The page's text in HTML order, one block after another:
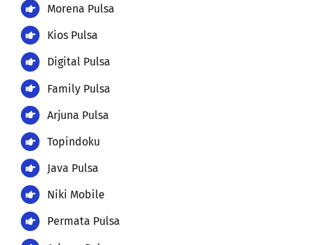
Morena Pulsa
Kios Pulsa
Digital Pulsa
Family Pulsa
Arjuna Pulsa
Topindoku
Java Pulsa
Niki Mobile
Permata Pulsa